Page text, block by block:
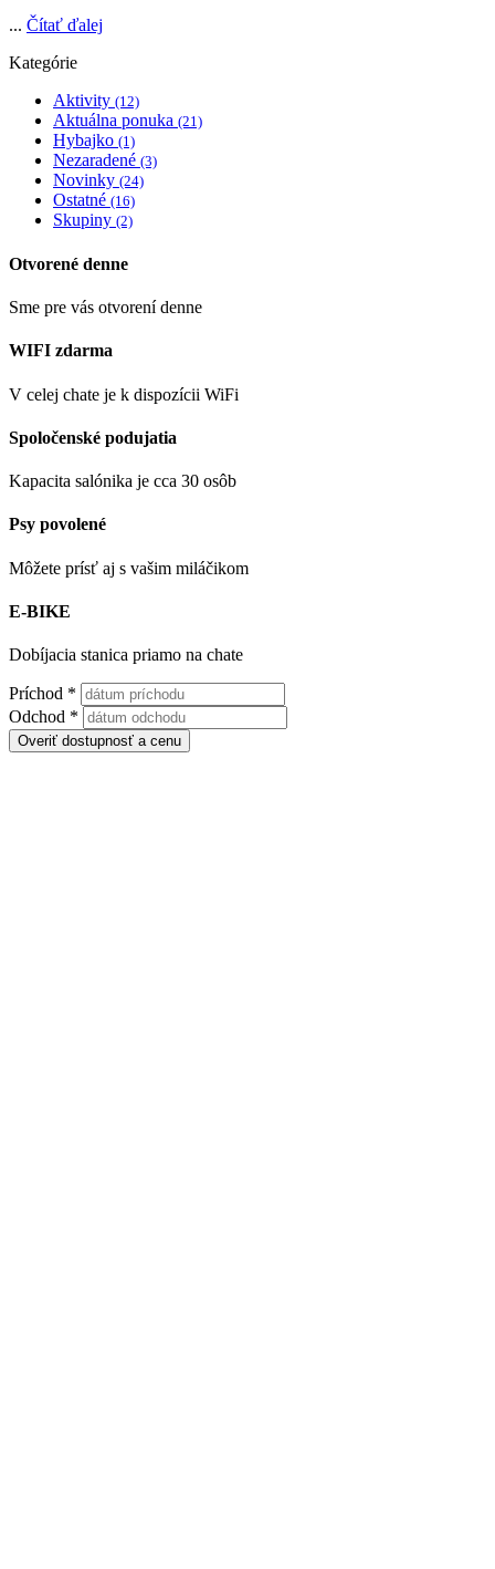
... Čítať ďalej
Kategórie
Aktivity (12)
Aktuálna ponuka (21)
Hybajko (1)
Nezaradené (3)
Novinky (24)
Ostatné (16)
Skupiny (2)
Otvorené denne
Sme pre vás otvorení denne
WIFI zdarma
V celej chate je k dispozícii WiFi
Spoločenské podujatia
Kapacita salónika je cca 30 osôb
Psy povolené
Môžete prísť aj s vašim miláčikom
E-BIKE
Dobíjacia stanica priamo na chate
Príchod *
Odchod *
Overiť dostupnosť a cenu